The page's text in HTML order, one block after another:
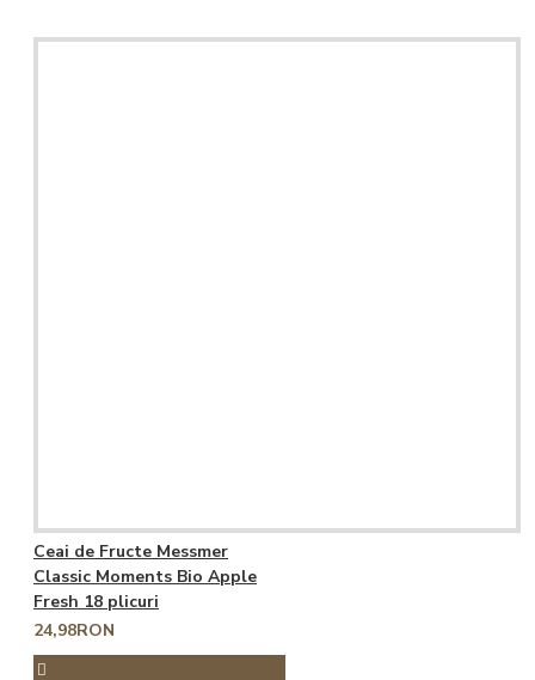
Ceai de Fructe Messmer
Classic Moments Bio Apple
Fresh 18 plicuri
24,98RON